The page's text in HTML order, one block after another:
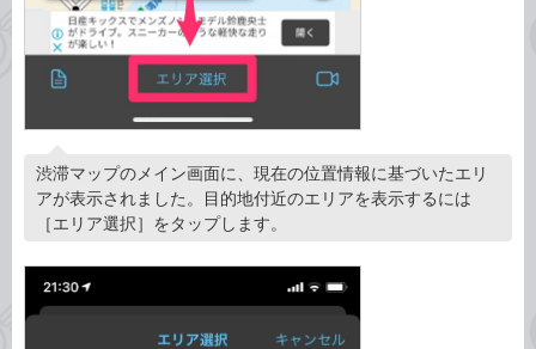
渋滞マップのメイン画面に、現在の位置情報に基づいたエリ
アが表示されました。目的地付近のエリアを表示するには
［エリア選択］をタップします。